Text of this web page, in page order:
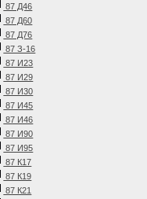
87 Д46
87 Д60
87 Д76
87 З-16
87 И23
87 И29
87 И30
87 И45
87 И46
87 И90
87 И95
87 К17
87 К19
87 К21